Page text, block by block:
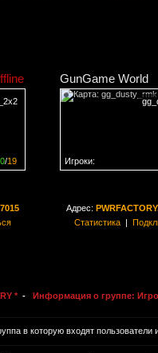
0/19
GunGame World
Игроки:
Адрес:
Статистика|
* - Информация о группе:
в которую входят